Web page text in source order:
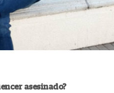
asesinado?